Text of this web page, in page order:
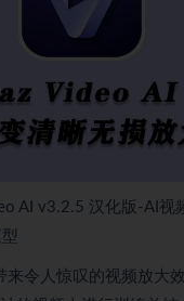
AI v3.2.5 汉化版-AI视
来令人惊叹的视频放大